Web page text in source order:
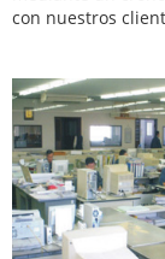
con nuestros